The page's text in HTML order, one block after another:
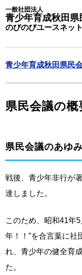
一般社団法人
青少年育成秋田県
のびのびユースネッ
青少年育成秋田県民
県民会議の概
県民会議のあゆみ
戦後、青少年非行が
達しました。
このため、昭和41年
年！！”を合言葉に社
れ、青少年の健全育
た。